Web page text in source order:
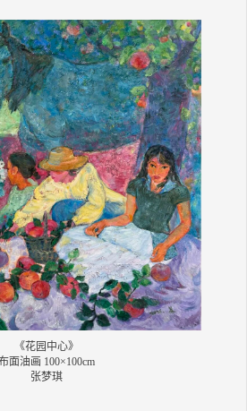
《花园中心》
面油画 100×100cm
张梦琪